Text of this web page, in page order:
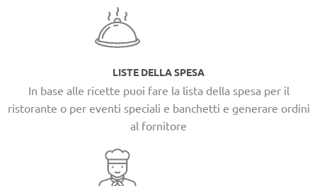
LISTE DELLA SPESA
In base alle ricette puoi fare la lista della spesa per il
ristorante o per eventi speciali e banchetti e generare ordini
al fornitore